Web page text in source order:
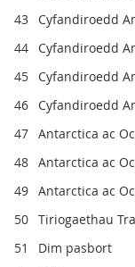
43
Cyfandiroedd
44
Cyfandiroedd
45
Cyfandiroedd
46
Cyfandiroedd
47 Antarctica ac
48 Antarctica ac
49 Antarctica ac
50 Tiriogaethau
51
Dim pasbort